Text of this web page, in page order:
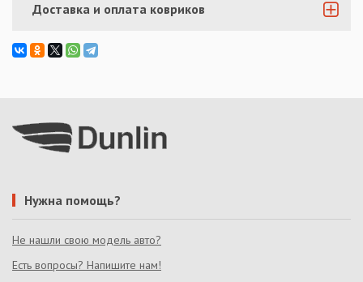
Доставка и оплата ковриков
Нужна помощь?
Не нашли свою модель авто?
Есть вопросы? Напишите нам!